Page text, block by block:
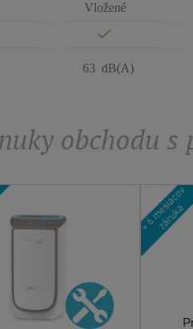
Vložené
63 dB(A)
obchodu s